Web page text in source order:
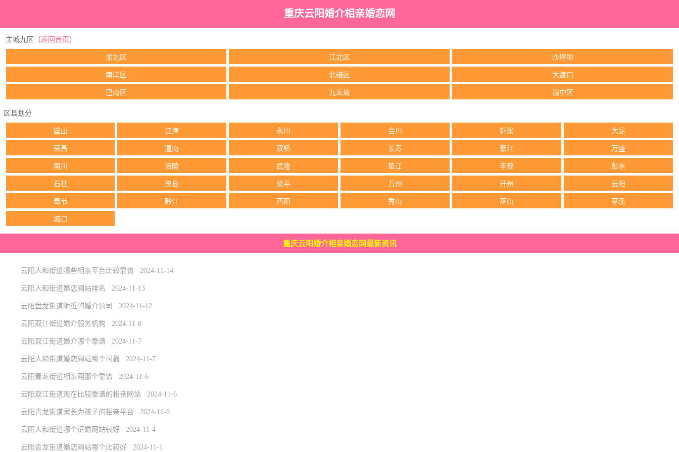
重庆云阳婚介相亲婚恋网
主城九区（返回首页 ）
渝北区 江北区 沙坪坝
南岸区 北碚区 大渡口
巴南区 九龙坡 渝中区
区县划分
壁山 江津 永川 合川 铜梁 大足
荣昌 潼南 双桥 长寿 綦江 万盛
南川 涪陵 武隆 垫江 丰都 彭水
石柱 忠县 梁平 万州 开州 云阳
奉节 黔江 酉阳 秀山 巫山 巫溪
城口
重庆云阳婚介相亲婚恋网最新资讯
云阳人和街道哪些相亲平台比较靠谱 2024-11-14
云阳人和街道婚恋网站排名 2024-11-13
云阳盘龙街道附近的婚介公司 2024-11-12
云阳双江街道婚介服务机构 2024-11-8
云阳双江街道婚介哪个靠谱 2024-11-7
云阳人和街道婚恋网站哪个可靠 2024-11-7
云阳青龙街道相亲网那个靠谱 2024-11-6
云阳双江街道现在比较靠谱的相亲网站 2024-11-6
云阳青龙街道家长为孩子的相亲平台 2024-11-6
云阳人和街道哪个征婚网站较好 2024-11-4
云阳青龙街道婚恋网站哪个比较好 2024-11-1